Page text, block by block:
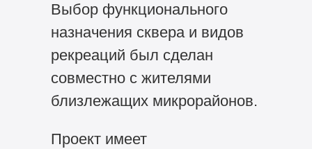
Выбор функционального
назначения сквера и видов
рекреаций был сделан
совместно с жителями
близлежащих микрорайонов.
Проект имеет